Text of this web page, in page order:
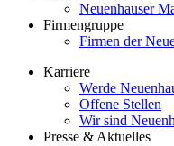
Neuenhauser
Firmengruppe
Firmen der
Karriere
Werde
Offene Stellen
Wir sind
Presse & Aktuelles